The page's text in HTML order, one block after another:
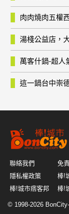
肉肉燒肉五權
湯棧公益店，
萬客什鍋-超人
這一鍋台中崇
聯絡我們
免
隱私權政策
棒!
棒!城市痞客邦
棒!
© 1998-2026